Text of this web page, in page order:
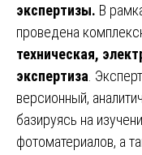
экспертизы. В
проведена
техническая,
экспертиза .
версионный,
базируясь на
фотоматериалов, а